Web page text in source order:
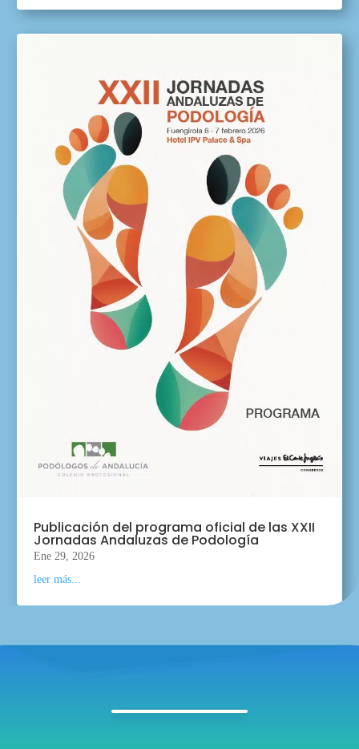
Publicación del programa oficial de las XXII
Jornadas Andaluzas de Podología
Ene 29, 2026
leer más...